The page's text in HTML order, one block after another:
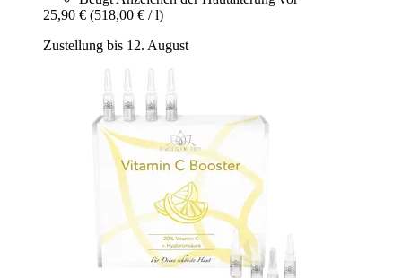
25,90 € (518,00 € / l)
Zustellung bis 12. August